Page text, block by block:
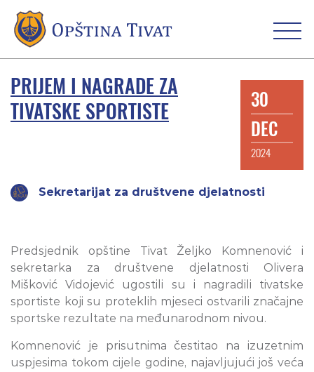
PRIJEM I NAGRADE ZA
TIVATSKE SPORTISTE
30
DEC
2024
Sekretarijat za društvene djelatnosti
Predsjednik opštine Tivat Željko Komnenović i
sekretarka za društvene djelatnosti Olivera
Mišković Vidojević ugostili su i nagradili tivatske
sportiste koji su proteklih mjeseci ostvarili značajne
sportske rezultate na međunarodnom nivou.
Komnenović je prisutnima čestitao na izuzetnim
uspjesima tokom cijele godine, najavljujući još veća